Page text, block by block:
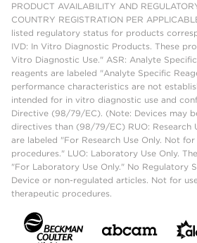
PRODUCT AVAILABILITY AND
COUNTRY REGISTRATION PER
listed regulatory status for products
IVD: In Vitro Diagnostic Products. These
Vitro Diagnostic Use." ASR: Analyte
reagents are labeled "Analyte Specific
performance characteristics are not
intended for in vitro diagnostic use and
Directive (98/79/EC). (Note: Devices may
directives than (98/79/EC) RUO: Research
are labeled "For Research Use Only. Not
procedures." LUO: Laboratory Use Only.
"For Laboratory Use Only." No Regulatory
Device or non-regulated articles. Not for
therapeutic procedures.